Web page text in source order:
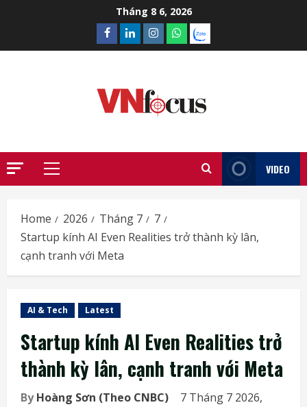
Tháng 8 6, 2026
Facebook
LinkedinInstagram
What’sapp
Zalo
Primary
VIDEO
Home 2026 Tháng 7
7
Startup kính AI Even Realities trở thành kỳ lân,
cạnh tranh với Meta
AI & Tech Latest
Startup kính AI Even Realities trở
thành kỳ lân, cạnh tranh với Meta
ByHoàng Sơn (Theo CNBC)
7 Tháng 7 2026,